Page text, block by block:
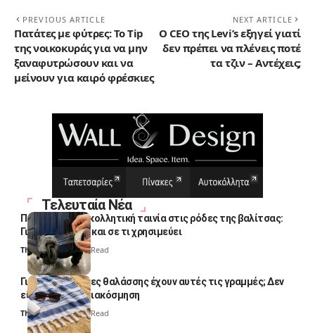
PREVIOUS ARTICLE
Πατάτες με φύτρες: Το Tip
της νοικοκυράς για να μην
ξαναφυτρώσουν και να
μείνουν για καιρό φρέσκιες
NEXT ARTICLE
Ο CEO της Levi’s εξηγεί γιατί
δεν πρέπει να πλένεις ποτέ
τα τζιν – Αντέχεις;
Τελευταία Νέα
Πολλοί βάζουν κολλητική ταινία στις ρόδες της βαλίτσας:
Γιατί το κάνουν και σε τι χρησιμεύει
Thali Ombre4 Min Read
Γιατί οι πετσέτες θαλάσσης έχουν αυτές τις γραμμές; Δεν
είναι μόνο για διακόσμηση
Thali Ombre5 Min Read